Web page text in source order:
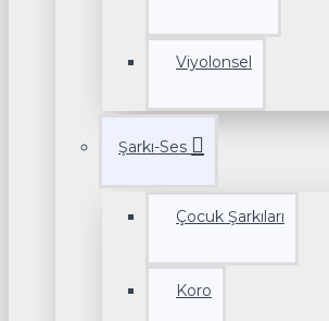
Viyolonsel
Şarkı-Ses
Çocuk Şarkıları
Koro